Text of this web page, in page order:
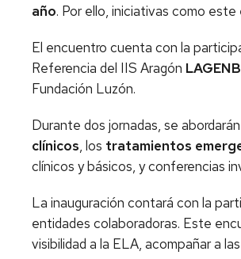
año. Por ello, iniciativas como
El encuentro cuenta con la
Referencia del IIS Aragón
Fundación Luzón.
Durante dos jornadas, se
clínicos, los tratamientos
clínicos y básicos, y conferencias
La inauguración contará con la
entidades colaboradoras. Este
visibilidad a la ELA, acompañar a